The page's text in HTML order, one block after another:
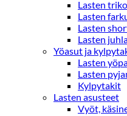
Lasten
Lasten
Lasten
Lasten
Yöasut ja
Lasten
Lasten
Kylpytakit
Lasten asusteet
Vyöt,